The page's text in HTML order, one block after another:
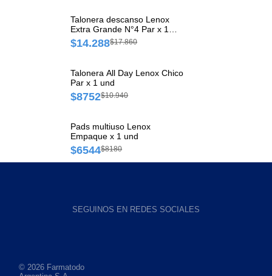
Talonera descanso Lenox
Extra Grande N°4 Par x 1
und
$14.288$17.860
Talonera All Day Lenox Chico
Par x 1 und
$8752$10.940
Pads multiuso Lenox
Empaque x 1 und
$6544$8180
SEGUINOS EN REDES SOCIALES
© 2026 Farmatodo